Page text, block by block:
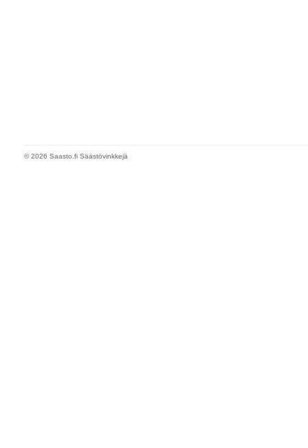
© 2026 Saasto.fi Säästövinkkejä